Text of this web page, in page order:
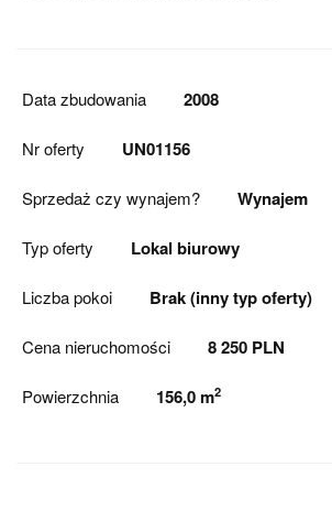
Data zbudowania 2008
Nr oferty UN01156
Sprzedaż czy wynajem? Wynajem
Typ oferty Lokal biurowy
Liczba pokoi Brak (inny typ oferty)
Cena nieruchomości 8 250 PLN
Powierzchnia 156,0 m2